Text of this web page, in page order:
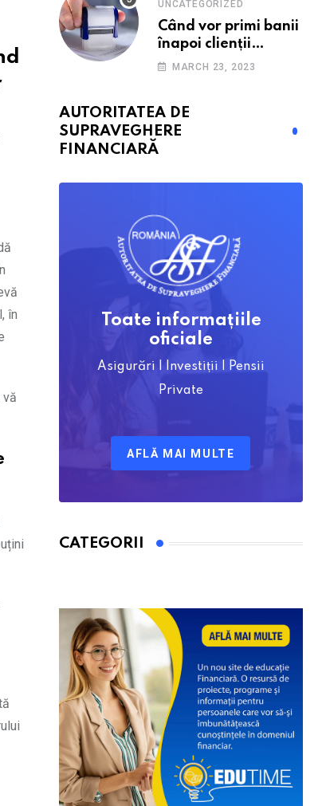
în
vă
40 de lei pe lună
UNCATEGORIZED
Când vor primi banii
înapoi clienții
Euroins care
toate termenele
MARCH 23, 2023
AUTORITATEA DE
SUPRAVEGHERE
FINANCIARĂ
Toate informațiile
oficiale
Asigurări | Investiții | Pensii
Private
AFLĂ MAI MULTE
CATEGORII